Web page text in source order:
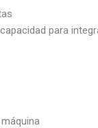
para